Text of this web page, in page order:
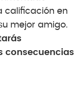
calificación en
mejor amigo.
consecuencias